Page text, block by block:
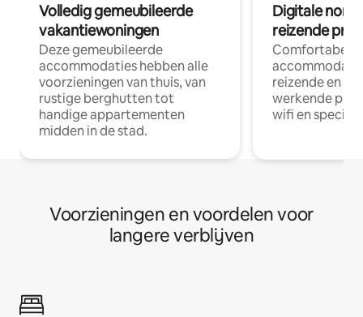
Volledig gemeubileerde
vakantiewoningen
Deze gemeubileerde
accommodaties hebben alle
voorzieningen van thuis, van
rustige berghutten tot
handige appartementen
midden in de stad.
Digitale
reizende
Comfortabele
reizende en
werkende
wifi en
Voorzieningen en voordelen voor
langere verblijven